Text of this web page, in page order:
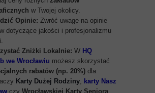
w Twojej okolicy.
Opinie: Zwróć uwagę na opinie
dotyczące jakości i profesjonalizmu
Zniżki Lokalnie: W HQ
we Wrocławiu możesz skorzystać
rabatów (np. 20%) dla
Karty Dużej Rodziny, karty Nasz
czy Wrocławskiej Karty Seniora.